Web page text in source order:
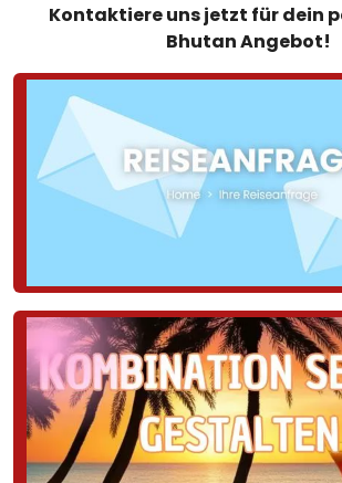
Kontaktiere uns jetzt für dein
Bhutan Angebot!